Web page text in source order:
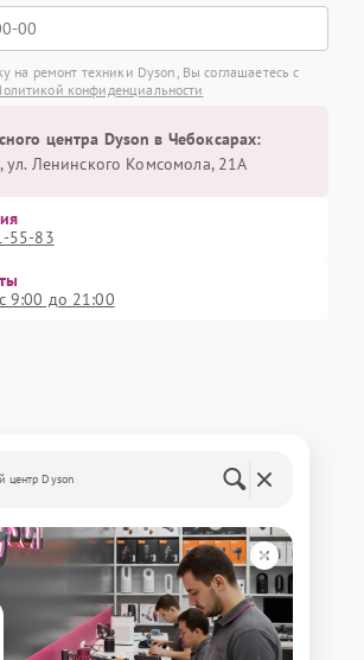
на ремонт техники Dyson, Вы соглашаетесь с
конфиденциальности
центра Dyson в Чебоксарах:
ул. Ленинского Комсомола, 21А
55-83
9:00 до 21:00
центр Dyson